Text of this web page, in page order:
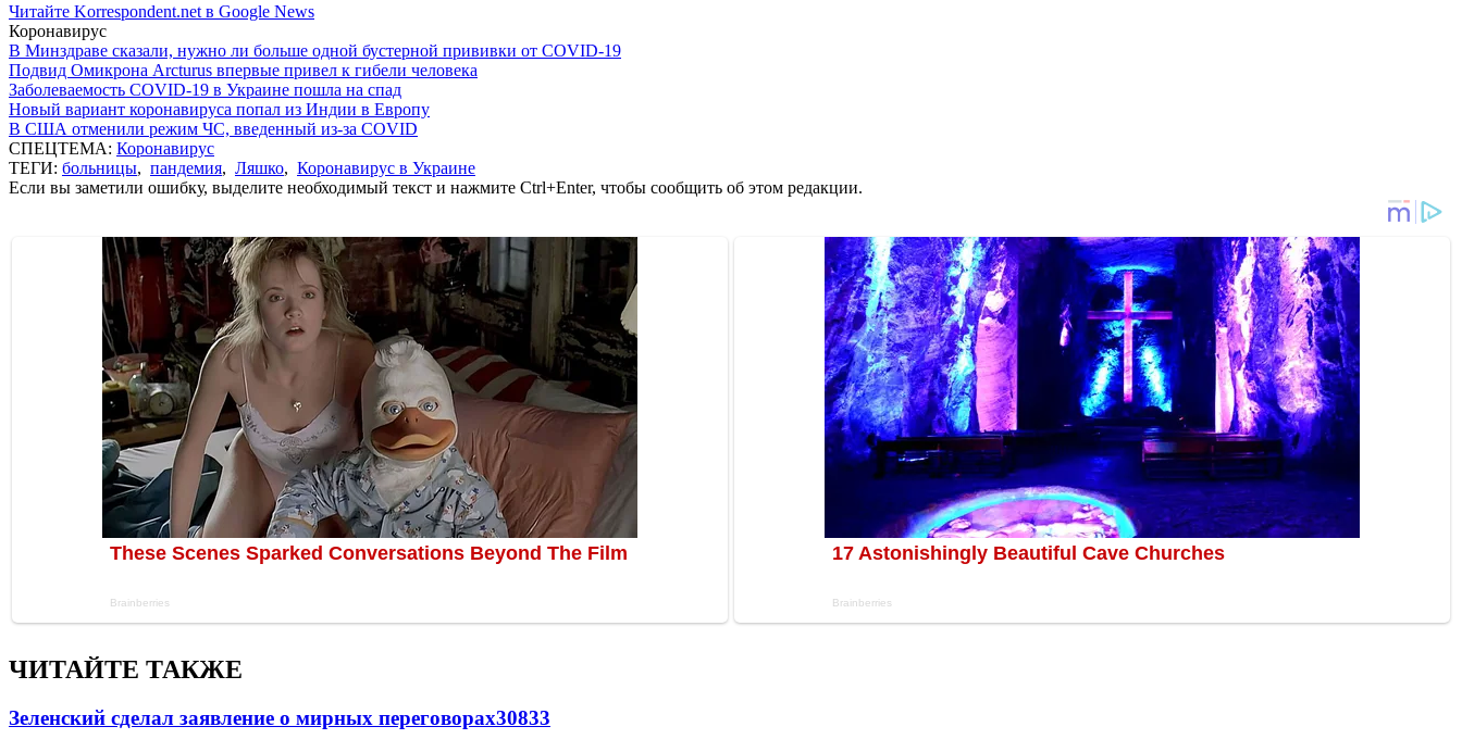
Читайте Korrespondent.net в Google News
Коронавирус
В Минздраве сказали, нужно ли больше одной бустерной прививки от COVID-19
Подвид Омикрона Arcturus впервые привел к гибели человека
Заболеваемость COVID-19 в Украине пошла на спад
Новый вариант коронавируса попал из Индии в Европу
В США отменили режим ЧС, введенный из-за COVID
СПЕЦТЕМА: Коронавирус
ТЕГИ: больницы, пандемия, Ляшко, Коронавирус в Украине
Если вы заметили ошибку, выделите необходимый текст и нажмите Ctrl+Enter, чтобы сообщить об этом редакции.
ЧИТАЙТЕ ТАКЖЕ
Зеленский сделал заявление о мирных переговорах30833